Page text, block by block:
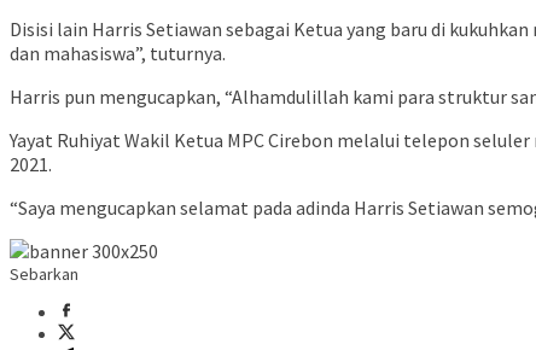
Disisi lain Harris Setiawan sebagai Ketua yang baru di
dan mahasiswa”, tuturnya.
Harris pun mengucapkan, “Alhamdulillah kami para struktur
Yayat Ruhiyat Wakil Ketua MPC Cirebon melalui telepon
2021.
“Saya mengucapkan selamat pada adinda Harris Setiawan
Sebarkan